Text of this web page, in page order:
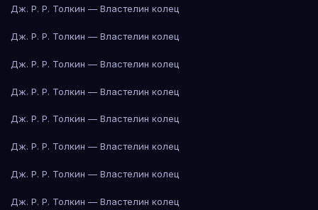
Дж. Р. Р. Толкин — Властелин колец
Дж. Р. Р. Толкин — Властелин колец
Дж. Р. Р. Толкин — Властелин колец
Дж. Р. Р. Толкин — Властелин колец
Дж. Р. Р. Толкин — Властелин колец
Дж. Р. Р. Толкин — Властелин колец
Дж. Р. Р. Толкин — Властелин колец
Дж. Р. Р. Толкин — Властелин колец